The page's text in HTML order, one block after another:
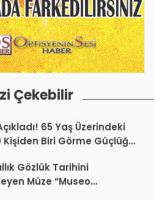
Çekebilir
65 Yaş Üzerindeki
Kişiden Biri Görme Güçlüğü
Gözlük Tarihini
Müze “Museo